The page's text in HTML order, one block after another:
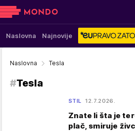
Naslovna Najnovije
Naslovna Tesla
#Tesla
STIL 12.7.2026.
Znate li šta je
plač, smiruje